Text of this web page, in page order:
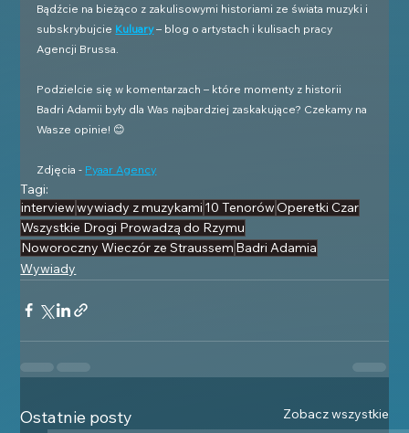
Bądźcie na bieżąco z zakulisowymi historiami ze świata muzyki i
subskrybujcie Kuluary – blog o artystach i kulisach pracy
Agencji Brussa.
Podzielcie się w komentarzach – które momenty z historii
Badri Adamii były dla Was najbardziej zaskakujące? Czekamy na
Wasze opinie! 😊
Zdjęcia - Pyaar Agency
Tagi:
interviewwywiady z muzykami 10 TenorówOperetki Czar
Wszystkie Drogi Prowadzą do Rzymu
Noworoczny Wieczór ze Straussem Badri Adamia
Wywiady
Ostatnie posty Zobacz wszystkie